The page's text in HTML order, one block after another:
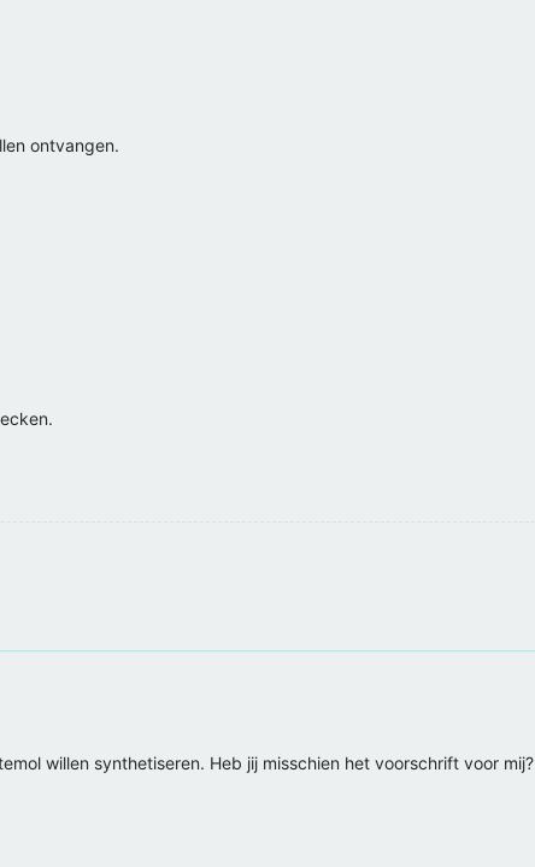
ontvangen.
willen synthetiseren. Heb jij misschien het voorschrift voor mij?